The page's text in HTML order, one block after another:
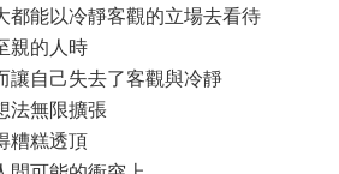
都能以冷靜客觀的立場去看待
親的人時
讓自己失去了客觀與冷靜
法無限擴張
糟糕透頂